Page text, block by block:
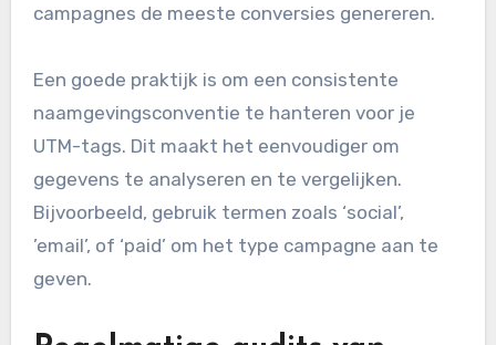
maken van trackingtools en regelmatig de
je betrouwbare gegevens verzamelt die helpen
bij het optimaliseren van marketingcampagnes.
Gebruik van UTM-tags
Door UTM-tags te gebruiken, kun je precies zien